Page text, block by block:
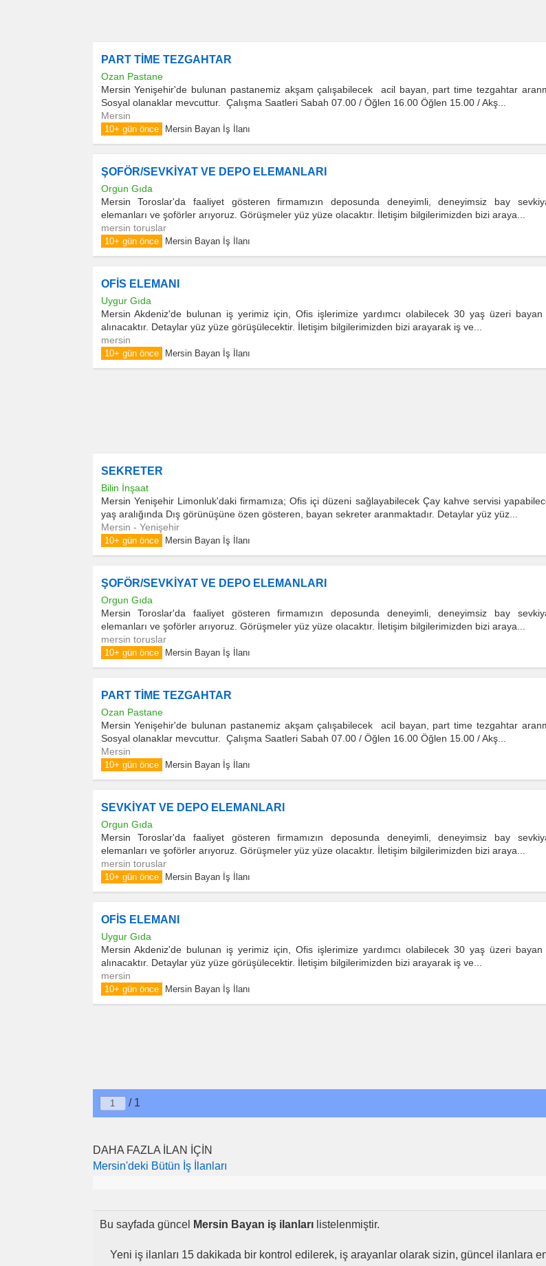
PART TİME TEZGAHTAR
Ozan Pastane
Mersin Yenişehir'de bulunan pastanemiz akşam çalışabilecek acil bayan, part time tezgahtar
Sosyal olanaklar mevcuttur. Çalışma Saatleri Sabah 07.00 / Öğlen 16.00 Öğlen 15.00 / Akş...
Mersin
10+ gün önce Mersin Bayan İş İlanı
ŞOFÖR/SEVKİYAT VE DEPO ELEMANLARI
Orgun Gıda
Mersin Toroslar'da faaliyet gösteren firmamızın deposunda deneyimli, deneyimsiz bay
elemanları ve şoförler arıyoruz. Görüşmeler yüz yüze olacaktır. İletişim bilgilerimizden bizi araya...
mersin toruslar
10+ gün önce Mersin Bayan İş İlanı
OFİS ELEMANI
Uygur Gıda
Mersin Akdeniz'de bulunan iş yerimiz için, Ofis işlerimize yardımcı olabilecek 30 yaş üzeri bayan
alınacaktır. Detaylar yüz yüze görüşülecektir. İletişim bilgilerimizden bizi arayarak iş ve...
mersin
10+ gün önce Mersin Bayan İş İlanı
SEKRETER
Bilin İnşaat
Mersin Yenişehir Limonluk'daki firmamıza; Ofis içi düzeni sağlayabilecek Çay kahve servisi
yaş aralığında Dış görünüşüne özen gösteren, bayan sekreter aranmaktadır. Detaylar yüz yüz...
Mersin - Yenişehir
10+ gün önce Mersin Bayan İş İlanı
ŞOFÖR/SEVKİYAT VE DEPO ELEMANLARI
Orgun Gıda
Mersin Toroslar'da faaliyet gösteren firmamızın deposunda deneyimli, deneyimsiz bay
elemanları ve şoförler arıyoruz. Görüşmeler yüz yüze olacaktır. İletişim bilgilerimizden bizi araya...
mersin toruslar
10+ gün önce Mersin Bayan İş İlanı
PART TİME TEZGAHTAR
Ozan Pastane
Mersin Yenişehir'de bulunan pastanemiz akşam çalışabilecek acil bayan, part time tezgahtar
Sosyal olanaklar mevcuttur. Çalışma Saatleri Sabah 07.00 / Öğlen 16.00 Öğlen 15.00 / Akş...
Mersin
10+ gün önce Mersin Bayan İş İlanı
SEVKİYAT VE DEPO ELEMANLARI
Orgun Gıda
Mersin Toroslar'da faaliyet gösteren firmamızın deposunda deneyimli, deneyimsiz bay
elemanları ve şoförler arıyoruz. Görüşmeler yüz yüze olacaktır. İletişim bilgilerimizden bizi araya...
mersin toruslar
10+ gün önce Mersin Bayan İş İlanı
OFİS ELEMANI
Uygur Gıda
Mersin Akdeniz'de bulunan iş yerimiz için, Ofis işlerimize yardımcı olabilecek 30 yaş üzeri bayan
alınacaktır. Detaylar yüz yüze görüşülecektir. İletişim bilgilerimizden bizi arayarak iş ve...
mersin
10+ gün önce Mersin Bayan İş İlanı
/ 1
DAHA FAZLA İLAN İÇİN
Mersin'deki Bütün İş İlanları
Bu sayfada güncel Mersin Bayan iş ilanlarılistelenmiştir.
Yeni iş ilanları 15 dakikada bir kontrol edilerek, iş arayanlar olarak sizin, güncel ilanlara